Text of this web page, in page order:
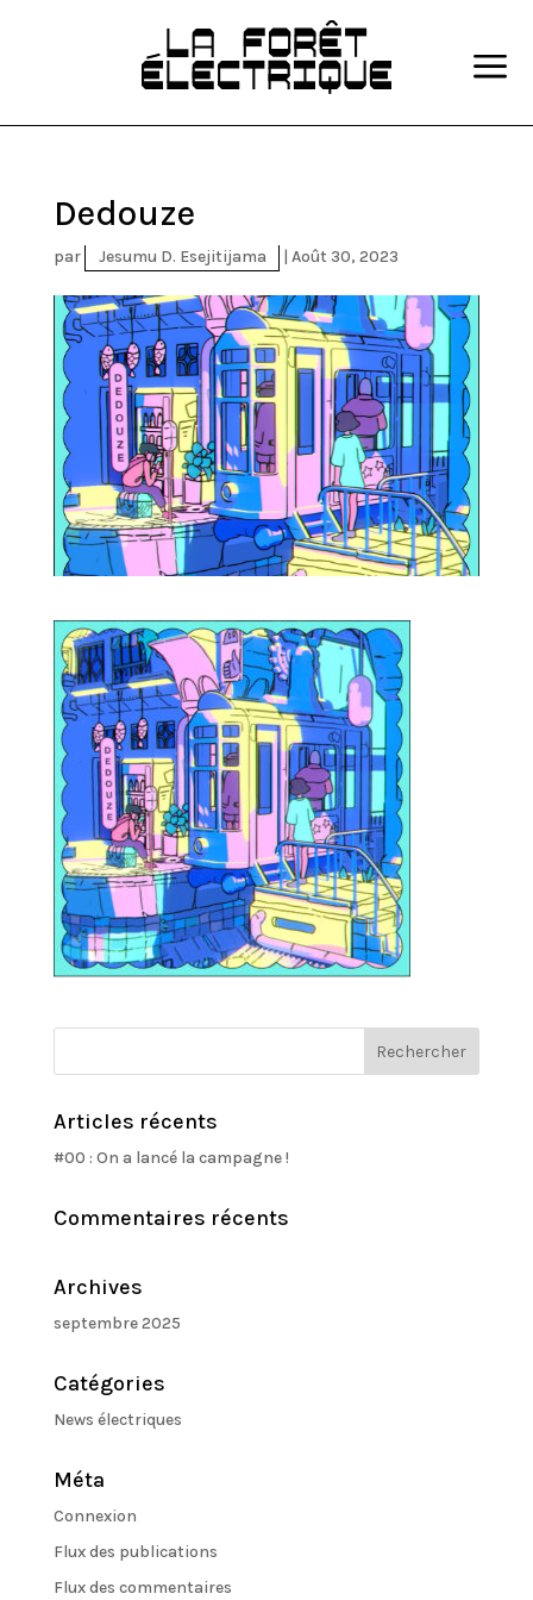
Dedouze
par Jesumu D. Esejitijama |Août 30, 2023
Articles récents
#00 : On a lancé la campagne !
Commentaires récents
Archives
septembre 2025
Catégories
News électriques
Méta
Connexion
Flux des publications
Flux des commentaires
a